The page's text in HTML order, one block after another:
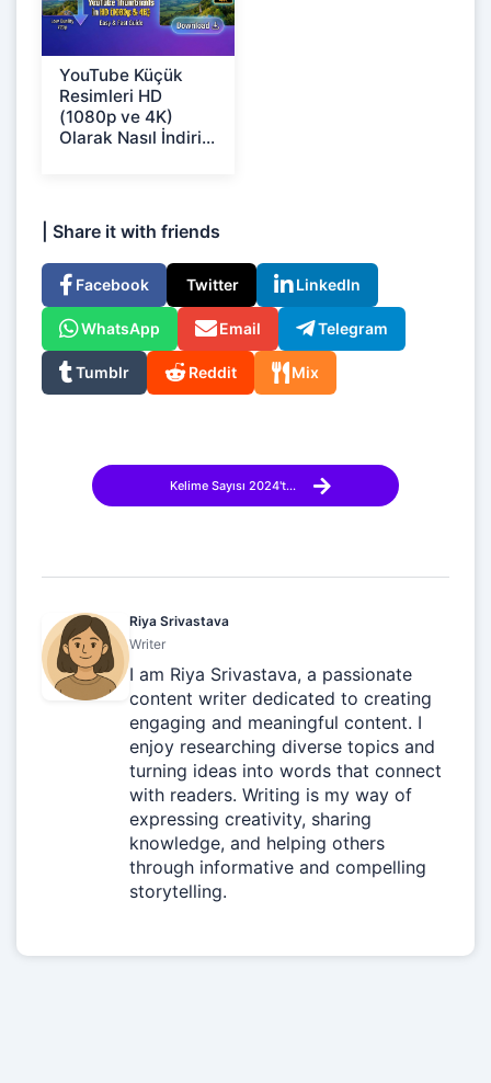
YouTube Küçük
Resimleri HD
(1080p ve 4K)
Olarak Nasıl İndiri...
| Share it with friends
Facebook Twitter LinkedIn
WhatsApp Email Telegram
Tumblr Reddit Mix
Kelime Sayısı 2024't...
Riya Srivastava
Writer
I am Riya Srivastava, a passionate
content writer dedicated to creating
engaging and meaningful content. I
enjoy researching diverse topics and
turning ideas into words that connect
with readers. Writing is my way of
expressing creativity, sharing
knowledge, and helping others
through informative and compelling
storytelling.